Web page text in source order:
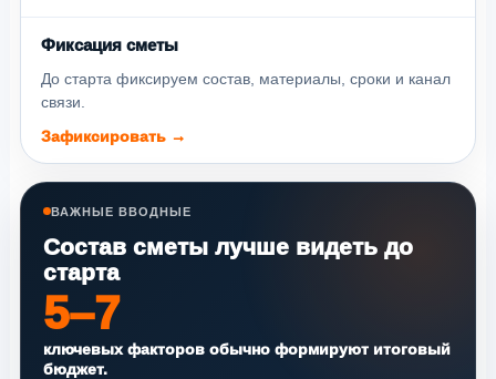
Фиксация сметы
До старта фиксируем состав, материалы, сроки и канал
связи.
Зафиксировать →
ВАЖНЫЕ ВВОДНЫЕ
Состав сметы лучше видеть до
старта
5–7
ключевых факторов обычно формируют итоговый
бюджет.